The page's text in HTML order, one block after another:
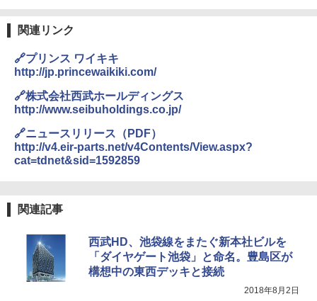
ENDLESS BASE 《めざましテレビで紹介》
テント ワンタッチ RENEW 幅200 2-3人用 43
500002(88859)
￥5,999
[キャンパーズコレクション 山善] 傘みたいに
広げるだけ パッとサッとテント ブラックコ
ーティング フルクローズ メッシュ 3-4人用
[キャンパーズコレクション 山善] 傘みたいに
広げるだけ パッとサッとテント キューブワ
ッシュ 4人用 簡単設置 ポップアップテント P
GRANDOOR ステンレス保冷剤 2個セット 2
026リニューアル 急速冷凍 空間倍増 衛生的
コンパクト 保冷力長持ち
￥2,980
ポインターライト 強力 小型 緑色/赤色/青紫色
￥1,180
ゴムボート 空気入れ 空気抜き 自動停止 過熱
関連リンク
🔗プリンス ワイキキ
http://jp.princewaikiki.com/
🔗株式会社西武ホールディングス
http://www.seibuholdings.co.jp/
🔗ニュースリリース（PDF）
http://v4.eir-parts.net/v4Contents/View.aspx?
cat=tdnet&sid=1592859
関連記事
西武HD、池袋線をまたぐ新本社ビルを
「ダイヤゲート池袋」と命名。豊島区が
構想中の東西デッキと接続
2018年8月2日